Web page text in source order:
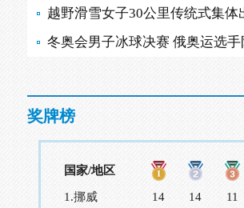
奖牌榜
国家/地区
1.挪威 14 14 11